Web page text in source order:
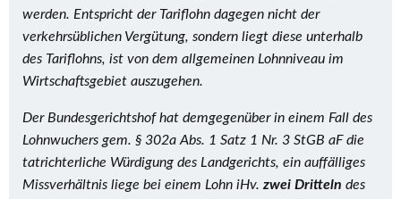
werden. Entspricht der Tariflohn dagegen nicht der
verkehrsüblichen Vergütung, sondern liegt diese unterhalb
des Tariflohns, ist von dem allgemeinen Lohnniveau im
Wirtschaftsgebiet auszugehen.
Der Bundesgerichtshof hat demgegenüber in einem Fall des
Lohnwuchers gem. § 302a Abs. 1 Satz 1 Nr. 3 StGB aF die
tatrichterliche Würdigung des Landgerichts, ein auffälliges
Missverhältnis liege bei einem Lohn iHv. zwei Dritteln des